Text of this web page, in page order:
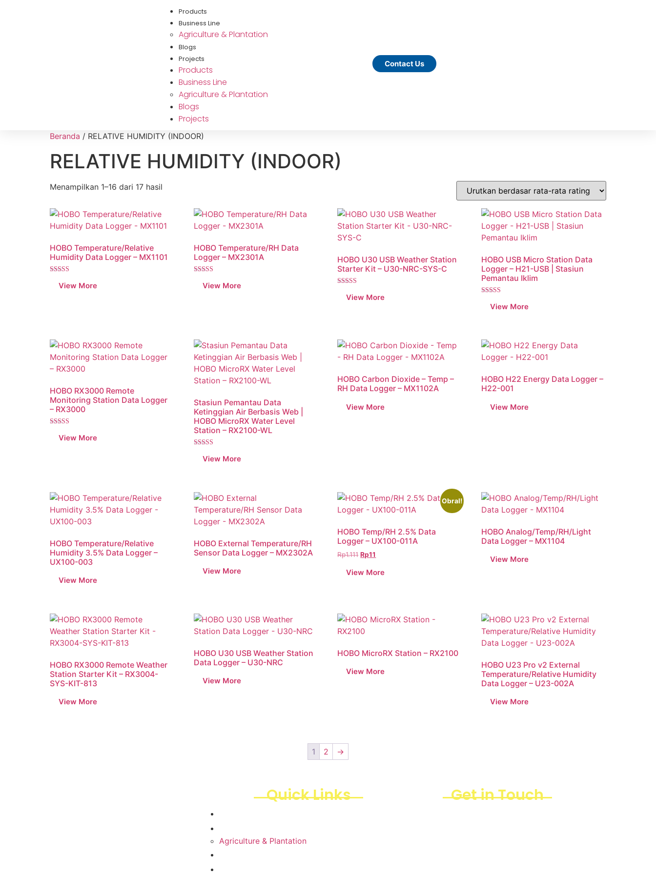
Products
Business Line
Agriculture & Plantation
Blogs
Projects
Products
Business Line
Agriculture & Plantation
Blogs
Projects
Contact Us
Beranda / RELATIVE HUMIDITY (INDOOR)
RELATIVE HUMIDITY (INDOOR)
Menampilkan 1–16 dari 17 hasil
HOBO Temperature/Relative
Humidity Data Logger – MX1101
5.00
HOBO Temperature/RH Data
Logger – MX2301A
5.00
HOBO U30 USB Weather Station
Starter Kit – U30-NRC-SYS-C
5.00
HOBO USB Micro Station Data
Logger – H21-USB | Stasiun
Pemantau Iklim
5.00
HOBO RX3000 Remote
Monitoring Station Data Logger
– RX3000
5.00
Stasiun Pemantau Data
Ketinggian Air Berbasis Web |
HOBO MicroRX Water Level
Station – RX2100-WL
5.00
HOBO Carbon Dioxide – Temp –
RH Data Logger – MX1102A
HOBO H22 Energy Data Logger –
H22-001
HOBO Temperature/Relative
Humidity 3.5% Data Logger –
UX100-003
HOBO External Temperature/RH
Sensor Data Logger – MX2302A
Obral!
HOBO Temp/RH 2.5% Data
Logger – UX100-011A
Rp1.111 Rp11
HOBO Analog/Temp/RH/Light
Data Logger – MX1104
HOBO RX3000 Remote Weather
Station Starter Kit – RX3004-
SYS-KIT-813
HOBO U30 USB Weather Station
Data Logger – U30-NRC
HOBO MicroRX Station – RX2100
HOBO U23 Pro v2 External
Temperature/Relative Humidity
Data Logger – U23-002A
1 2 →
Quick Links
Agriculture & Plantation
Get in Touch